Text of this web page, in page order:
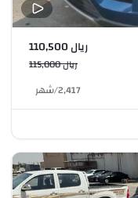
ريال 110,500
ريال 115,000
2,417
/شهر